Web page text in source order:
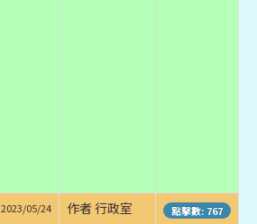
2023/05/24 作者 行政室 點擊數: 767